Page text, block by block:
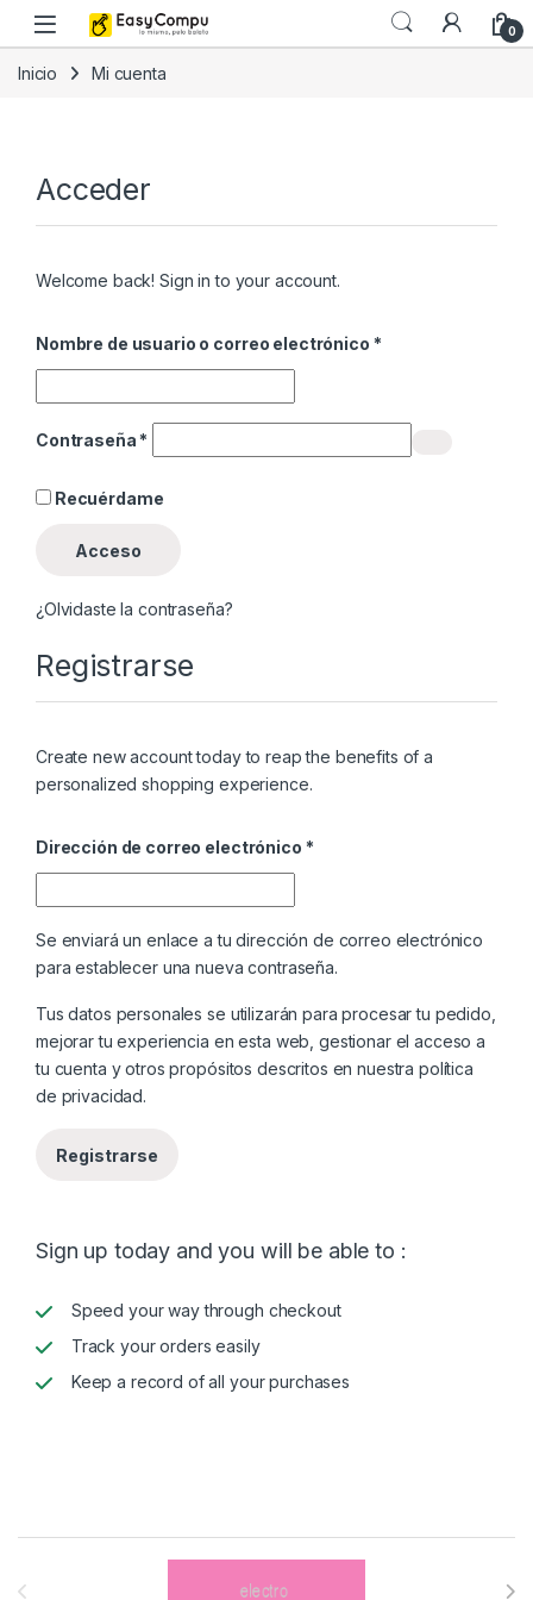
Skip to navigation
Skip to content
0
Inicio Mi cuenta
Acceder
Welcome back! Sign in to your account.
Nombre de usuario o correo electrónico *Obligatorio
Contraseña *
Recuérdame
Acceso
¿Olvidaste la contraseña?
Registrarse
Create new account today to reap the benefits of a
personalized shopping experience.
Dirección de correo electrónico *Obligatorio
Se enviará un enlace a tu dirección de correo electrónico
para establecer una nueva contraseña.
Tus datos personales se utilizarán para procesar tu pedido,
mejorar tu experiencia en esta web, gestionar el acceso a
tu cuenta y otros propósitos descritos en nuestra política
de privacidad.
Registrarse
Sign up today and you will be able to :
Speed your way through checkout
Track your orders easily
Keep a record of all your purchases
Brands Carousel